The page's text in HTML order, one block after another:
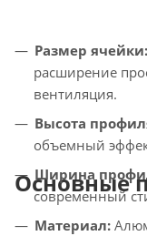
Размер ячейки:
расширение
вентиляция.
Высота
объемный
Ширина
современный
Материал:
Основные